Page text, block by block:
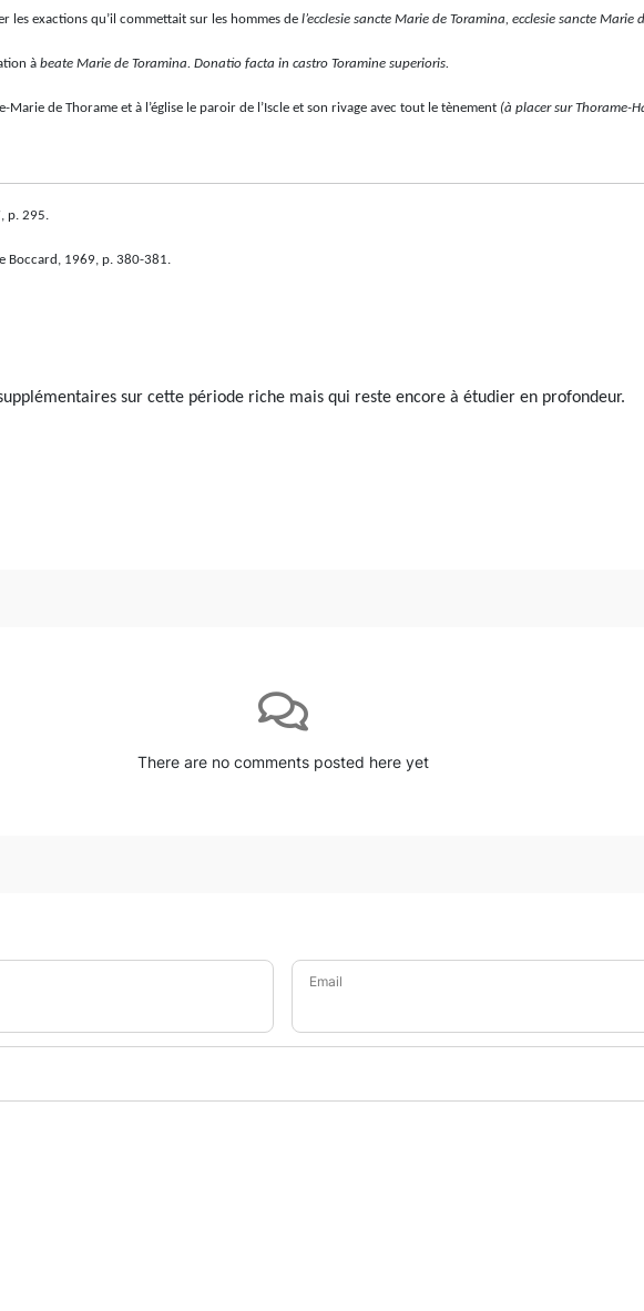
les exactions qu’il commettait sur les hommes de l’ecclesie sancte Marie de Toramina, ecclesie sancte Marie
à beate Marie de Toramina. Donatio facta in castro Toramine superioris.
de Thorame et à l’église le paroir de l’Iscle et son rivage avec tout le tènement (à placer sur Thorame-
p. 295.
Boccard, 1969, p. 380-381.
sur cette période riche mais qui reste encore à étudier en profondeur.
There are no comments posted here yet
Email